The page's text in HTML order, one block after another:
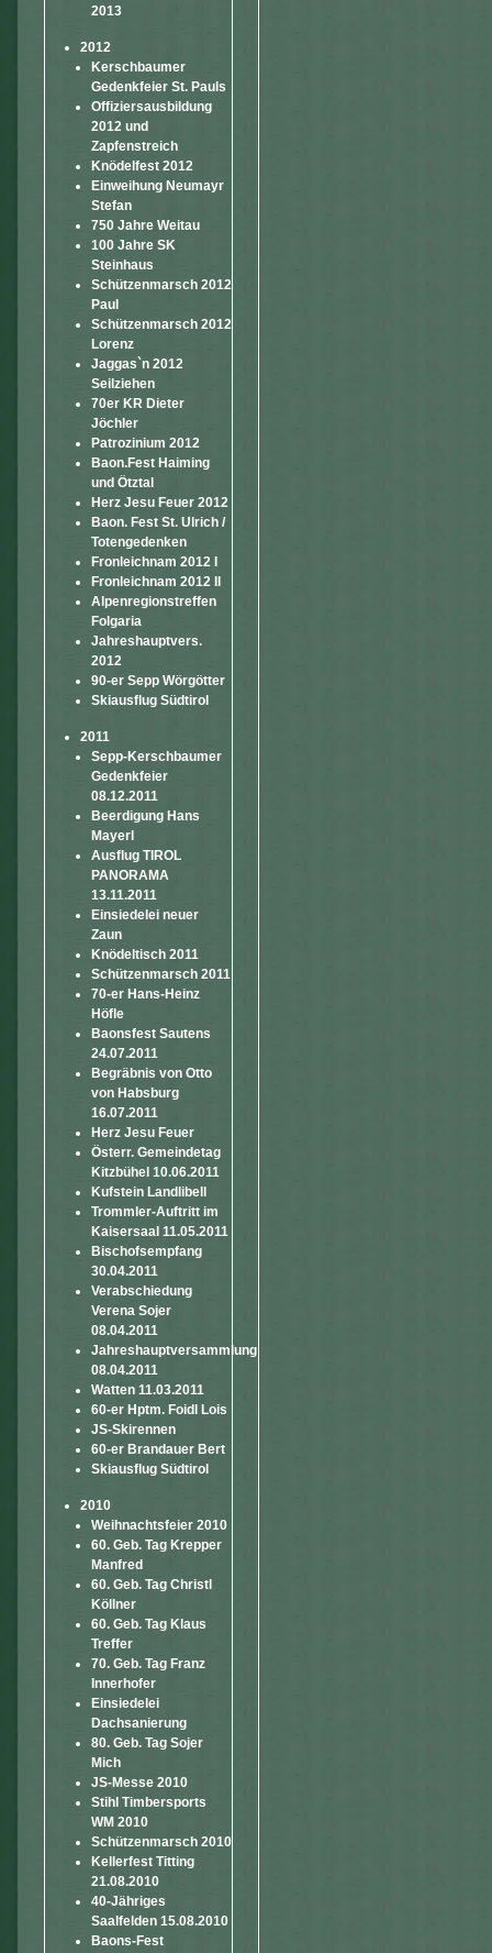
2013
2012
Kerschbaumer
Gedenkfeier St. Pauls
Offiziersausbildung
2012 und
Zapfenstreich
Knödelfest 2012
Einweihung Neumayr
Stefan
750 Jahre Weitau
100 Jahre SK
Steinhaus
Schützenmarsch 2012
Paul
Schützenmarsch 2012
Lorenz
Jaggas`n 2012
Seilziehen
70er KR Dieter
Jöchler
Patrozinium 2012
Baon.Fest Haiming
und Ötztal
Herz Jesu Feuer 2012
Baon. Fest St. Ulrich /
Totengedenken
Fronleichnam 2012 I
Fronleichnam 2012 II
Alpenregionstreffen
Folgaria
Jahreshauptvers.
2012
90-er Sepp Wörgötter
Skiausflug Südtirol
2011
Sepp-Kerschbaumer
Gedenkfeier
08.12.2011
Beerdigung Hans
Mayerl
Ausflug TIROL
PANORAMA
13.11.2011
Einsiedelei neuer
Zaun
Knödeltisch 2011
Schützenmarsch 2011
70-er Hans-Heinz
Höfle
Baonsfest Sautens
24.07.2011
Begräbnis von Otto
von Habsburg
16.07.2011
Herz Jesu Feuer
Österr. Gemeindetag
Kitzbühel 10.06.2011
Kufstein Landlibell
Trommler-Auftritt im
Kaisersaal 11.05.2011
Bischofsempfang
30.04.2011
Verabschiedung
Verena Sojer
08.04.2011
Jahreshauptversammlung
08.04.2011
Watten 11.03.2011
60-er Hptm. Foidl Lois
JS-Skirennen
60-er Brandauer Bert
Skiausflug Südtirol
2010
Weihnachtsfeier 2010
60. Geb. Tag Krepper
Manfred
60. Geb. Tag Christl
Köllner
60. Geb. Tag Klaus
Treffer
70. Geb. Tag Franz
Innerhofer
Einsiedelei
Dachsanierung
80. Geb. Tag Sojer
Mich
JS-Messe 2010
Stihl Timbersports
WM 2010
Schützenmarsch 2010
Kellerfest Titting
21.08.2010
40-Jähriges
Saalfelden 15.08.2010
Baons-Fest